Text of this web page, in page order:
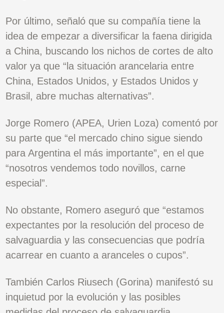
Por último, señaló que su compañía tiene la
idea de empezar a diversificar la faena dirigida
a China, buscando los nichos de cortes de alto
valor ya que “la situación arancelaria entre
China, Estados Unidos, y Estados Unidos y
Brasil, abre muchas alternativas”.
Jorge Romero (APEA, Urien Loza) comentó por
su parte que “el mercado chino sigue siendo
para Argentina el más importante”, en el que
“nosotros vendemos todo novillos, carne
especial”.
No obstante, Romero aseguró que “estamos
expectantes por la resolución del proceso de
salvaguardia y las consecuencias que podría
acarrear en cuanto a aranceles o cupos”.
También Carlos Riusech (Gorina) manifestó su
inquietud por la evolución y las posibles